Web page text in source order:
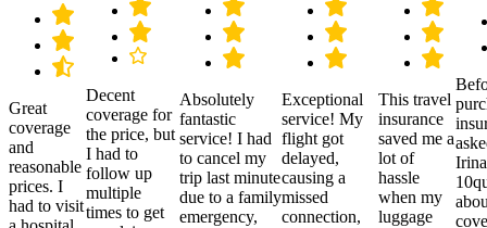
Great
coverage
and
reasonable
prices. I
had to visit
Decent
coverage for
the price, but
I had to
follow up
multiple
times to get
Absolutely
fantastic
service! I had
to cancel my
trip last minute
due to a family
emergency,
Exceptional
service! My
flight got
delayed,
causing a
missed
connection,
This travel
insurance
saved me a
lot of
hassle
when my
luggage